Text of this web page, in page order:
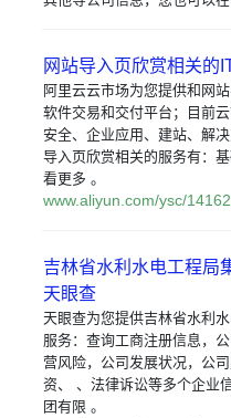
网站导入页欣赏相关的
阿里云云市场为您提供和网
软件交易和交付平台；目前
安全、企业应用、建站、解
导入页欣赏相关的服务有：
看更多 。
www.aliyun.com/ysc/
吉林省水利水电工程局
天眼查
天眼查为您提供吉林省水利
服务：查询工商注册信息，
营风险，公司发展状况，公
资、 、法律诉讼等多个企业
团有限 。